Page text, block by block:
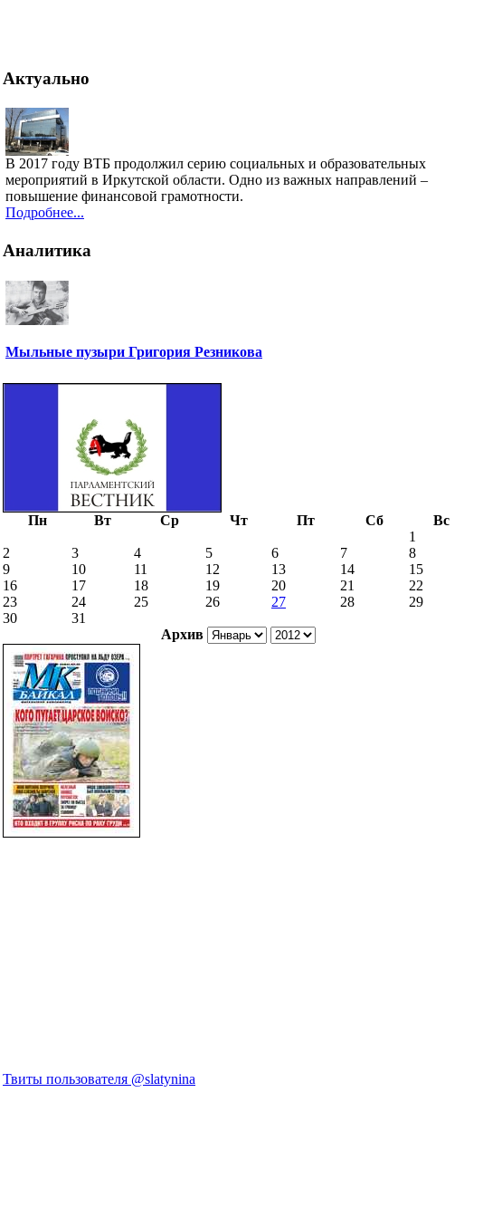
Актуально
В 2017 году ВТБ продолжил серию социальных и образовательных
мероприятий в Иркутской области. Одно из важных направлений –
повышение финансовой грамотности.
Подробнее...
Аналитика
Мыльные пузыри Григория Резникова
Пн Вт Ср Чт Пт Сб
Вс
1
2
3 4 5 6 7
8
9
10 11 12 13 14
15
16
17 18 19 20 21
22
23
24 25 26 27 28
29
30
31
Архив
Твиты пользователя @slatynina